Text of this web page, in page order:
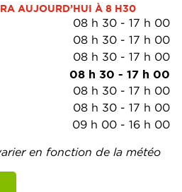
AUJOURD’HUI À 8 H30
08 h 30 - 17 h 00
08 h 30 - 17 h 00
08 h 30 - 17 h 00
08 h 30 - 17 h 00
08 h 30 - 17 h 00
08 h 30 - 17 h 00
09 h 00 - 16 h 00
en fonction de la météo